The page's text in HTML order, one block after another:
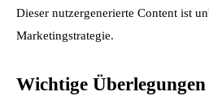
Dieser nutzergenerierte Content ist
Marketingstrategie.
Wichtige